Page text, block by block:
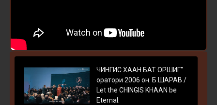
ЧИНГИС ХААН БАТ ОРШИГ"
оратори 2006 он. Б.ШАРАВ /
Let the CHINGIS KHAAN be
Eternal.